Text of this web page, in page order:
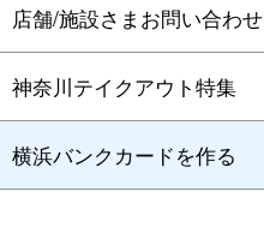
店舗/施設さまお問い合わせ
神奈川テイクアウト特集
横浜バンクカードを作る